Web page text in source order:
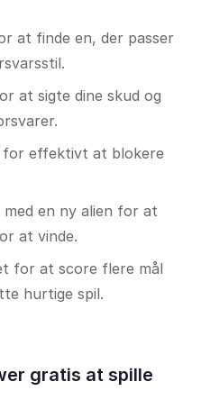
at finde en, der passer
at sigte dine skud og
for effektivt at blokere
en ny alien for at
at vinde.
for at score flere mål
hurtige spil.
gratis at spille